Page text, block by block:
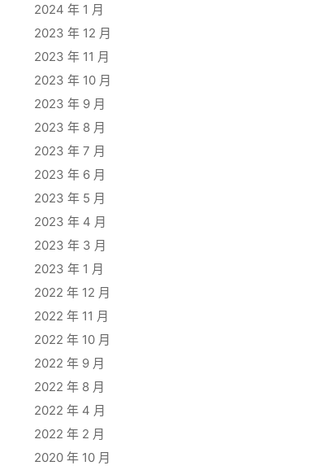
2024 年 1 月
2023 年 12 月
2023 年 11 月
2023 年 10 月
2023 年 9 月
2023 年 8 月
2023 年 7 月
2023 年 6 月
2023 年 5 月
2023 年 4 月
2023 年 3 月
2023 年 1 月
2022 年 12 月
2022 年 11 月
2022 年 10 月
2022 年 9 月
2022 年 8 月
2022 年 4 月
2022 年 2 月
2020 年 10 月